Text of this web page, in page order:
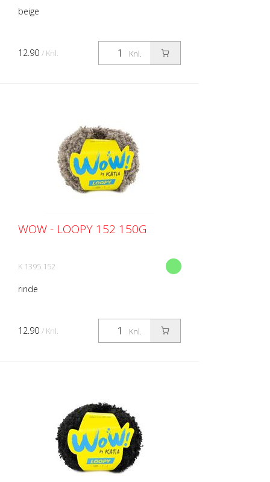
beige
Knl.
12.90 / Knl.
WOW - LOOPY 152 150G
K 1395.152
rinde
Knl.
12.90 / Knl.